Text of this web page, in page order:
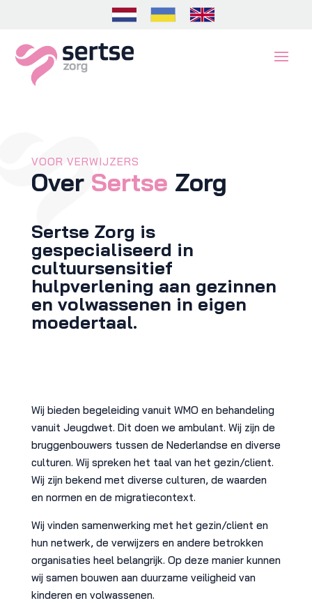
VOOR VERWIJZERS
Over Sertse Zorg
Sertse Zorg is
gespecialiseerd in
cultuursensitief
hulpverlening aan gezinnen
en volwassenen in eigen
moedertaal.
Wij bieden begeleiding vanuit WMO en behandeling
vanuit Jeugdwet. Dit doen we ambulant. Wij zijn de
bruggenbouwers tussen de Nederlandse en diverse
culturen. Wij spreken het taal van het gezin/client.
Wij zijn bekend met diverse culturen, de waarden
en normen en de migratiecontext.
Wij vinden samenwerking met het gezin/client en
hun netwerk, de verwijzers en andere betrokken
organisaties heel belangrijk. Op deze manier kunnen
wij samen bouwen aan duurzame veiligheid van
kinderen en volwassenen.